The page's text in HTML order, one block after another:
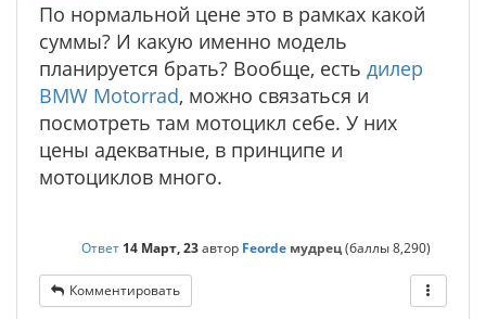
По нормальной цене это в рамках какой
суммы? И какую именно модель
планируется брать? Вообще, есть дилер
BMW Motorrad, можно связаться и
посмотреть там мотоцикл себе. У них
цены адекватные, в принципе и
мотоциклов много.
Ответ 14 Март, 23автор Feorde мудрец(баллы8,290)
Комментировать